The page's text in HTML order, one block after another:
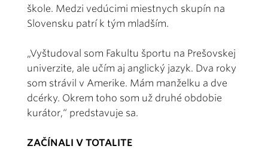
škole. Medzi vedúcimi miestnych skupín na
Slovensku patrí k tým mladším.
„Vyštudoval som Fakultu športu na Prešovskej
univerzite, ale učím aj anglický jazyk. Dva roky
som strávil v Amerike. Mám manželku a dve
dcérky. Okrem toho som už druhé obdobie
kurátor,“ predstavuje sa.
ZAČÍNALI V TOTALITE